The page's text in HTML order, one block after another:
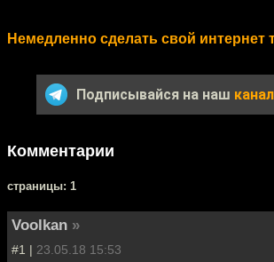
Немедленно сделать свой интернет
Подписывайся на наш
Комментарии
cтраницы: 1
Voolkan »
#1 | 23.05.18 15:53